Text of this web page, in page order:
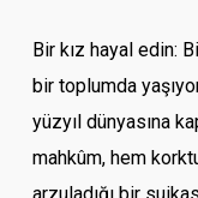
Bir kız hayal edin:
bir toplumda
yüzyıl dünyasına
mahkûm, hem